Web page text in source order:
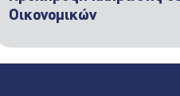
Οικονομικών